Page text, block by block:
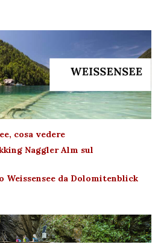
cosa vedere
Naggler Alm sul
Weissensee da Dolomitenblick